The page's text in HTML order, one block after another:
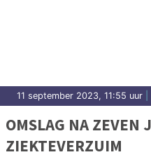
11 september 2023, 11:55 uur
OMSLAG NA ZEVEN
ZIEKTEVERZUIM